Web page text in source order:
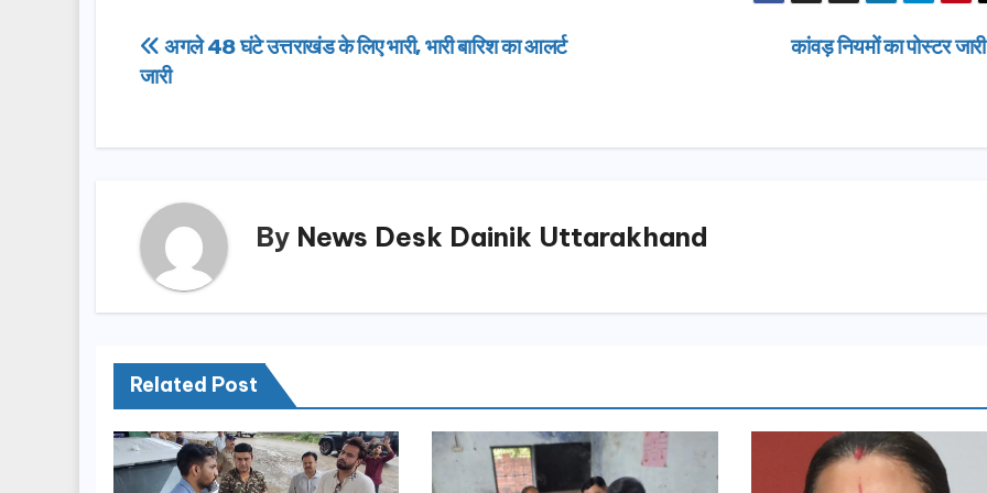
e
o
o
n
e
Post
navigation
कांवड़ नियमों का पोस्टर जारी
अगले 48 घंटे उत्तराखंड के लिए भारी, भारी बारिश का आलर्ट
जारी
By News Desk Dainik Uttarakhand
Related Post
से जुड़ी 12
ग्रीनफील्ड
डीएम ने किया
AUGUST 6,